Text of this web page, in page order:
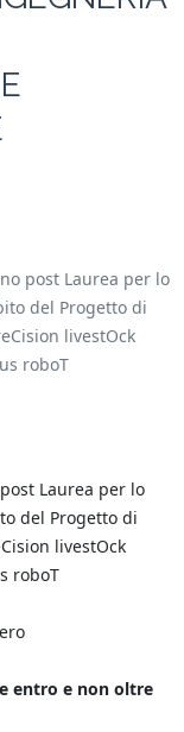
post Laurea per lo
del Progetto di
livestOck
roboT
Laurea per lo
del Progetto di
livestOck
roboT
entro e non oltre